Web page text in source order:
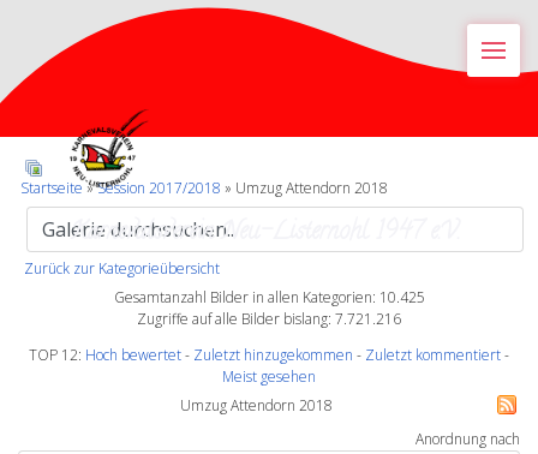
Karnevalsverein Neu-Listernohl 1947 e.V.
Startseite»Session 2017/2018 » Umzug Attendorn 2018
Zurück zur Kategorieübersicht
Gesamtanzahl Bilder in allen Kategorien: 10.425
Zugriffe auf alle Bilder bislang: 7.721.216
TOP 12: Hoch bewertet- Zuletzt hinzugekommen - Zuletzt kommentiert-
Meist gesehen
Umzug Attendorn 2018
Anordnung nach